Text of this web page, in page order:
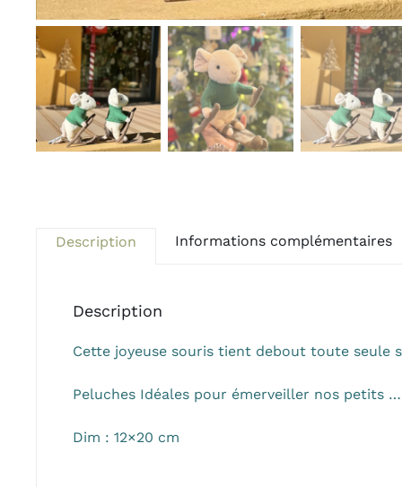
Description Informations complémentaires
Description
Cette joyeuse souris tient debout toute seule
Peluches Idéales pour émerveiller nos petits
Dim : 12×20 cm